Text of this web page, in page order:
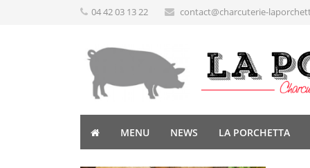
04 42 03 13 22 contact@charcuterie-
MENU NEWS LA PORCHETTA